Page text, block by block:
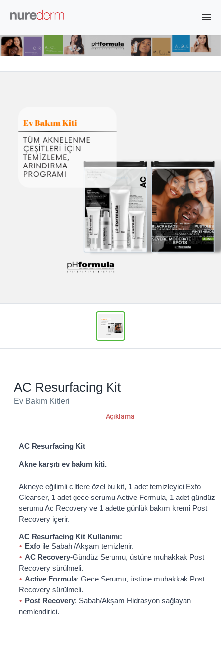
AC Resurfacing Kit
Ev Bakım Kitleri
Açıklama
AC Resurfacing Kit
Akne karşıtı ev bakım kiti.
Akneye eğilimli ciltlere özel bu kit, 1 adet temizleyici Exfo
Cleanser, 1 adet gece serumu Active Formula, 1 adet gündüz
serumu Ac Recovery ve 1 adette günlük bakım kremi Post
Recovery içerir.
AC Resurfacing Kit Kullanımı:
Exfo ile Sabah /Akşam temizlenir.
AC Recovery-Gündüz Serumu, üstüne muhakkak Post
Recovery sürülmeli.
Active Formula: Gece Serumu, üstüne muhakkak Post
Recovery sürülmeli.
Post Recovery: Sabah/Akşam Hidrasyon sağlayan
nemlendirici.